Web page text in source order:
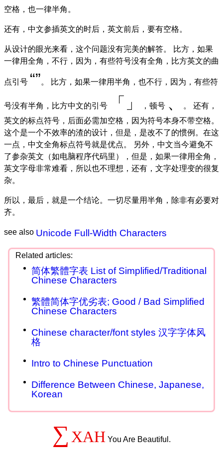
空格，也一律半角。
还有，中文参插英文的时后，英文前后，要有空格。
从设计的眼光来看，这个问题没有完美的解答。 比方，如果
一律用全角，不行，因为，有些符号没有全角，比方英文的曲
点引号 “”。 比方，如果一律用半角，也不行，因为，有些符
号没有半角，比方中文的引号 「 」 ，顿号 、
。 还有，
英文的标点符号，后面必需加空格，因为符号本身不带空格。
这个是一个不效率的渣的设计，但是，是改不了的惯例。在这
一点，中文全角标点符号就是优点。 另外，中文当今避免不
了参杂英文（如电脑程序代码里），但是，如果一律用全角，
英文字母非常难看，所以也不理想，还有，文字处理变的很复
杂。
所以，最后，就是一个结论。一切尽量用半角，除非有必要对
齐。
see also Unicode Full-Width Characters
简体繁體字表 List of Simplified/Traditional
Chinese Characters
繁體简体字优劣表; Good / Bad Simplified
Chinese Characters
Chinese character/font styles 汉字字体风
格
Intro to Chinese Punctuation
Difference Between Chinese, Japanese,
Korean
∑ XAH You Are Beautiful.